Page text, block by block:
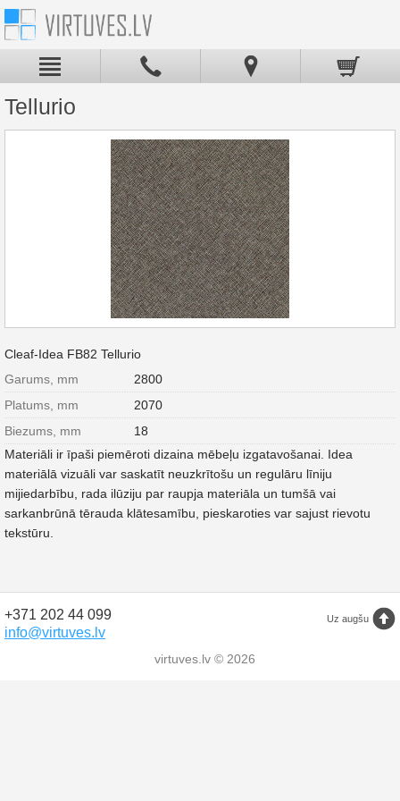
Tellurio
Cleaf-Idea FB82 Tellurio
Garums, mm
2800
Platums, mm
2070
Biezums, mm
18
Materiāli ir īpaši piemēroti dizaina mēbeļu izgatavošanai. Idea
materiālā vizuāli var saskatīt neuzkrītošu un regulāru līniju
mijiedarbību, rada ilūziju par raupja materiāla un tumšā vai
sarkanbrūnā tērauda klātesamību, pieskaroties var sajust rievotu
tekstūru.
Uz augšu
+371 202 44 099
info@virtuves.lv
virtuves.lv © 2026